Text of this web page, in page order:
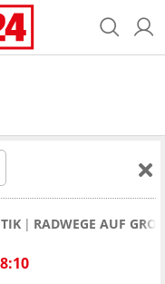
RADWEGE AUF